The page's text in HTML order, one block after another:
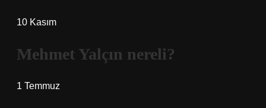
10 Kasım
Mehmet Yalçın nereli?
1 Temmuz